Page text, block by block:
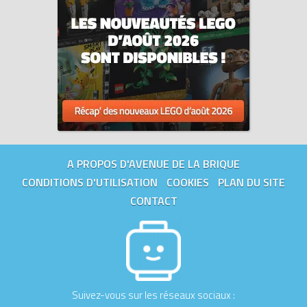
A PROPOS D'AVENUE DE LA BRIQUE
CONDITIONS D'UTILISATION
COOKIES
PLAN DU SITE
CONTACT
Suivez-vous sur les réseaux sociaux :